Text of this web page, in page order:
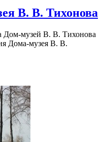
В. В. Тихонова
Дом-музей В. В. Тихонова
Дома-музея В. В.